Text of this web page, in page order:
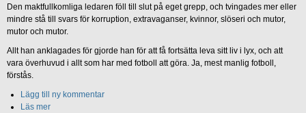
Den maktfullkomliga ledaren föll till slut på eget grepp, och tvingades mer eller
mindre stå till svars för korruption, extravaganser, kvinnor, slöseri och mutor,
mutor och mutor.
Allt han anklagades för gjorde han för att få fortsätta leva sitt liv i lyx, och att
vara överhuvud i allt som har med fotboll att göra. Ja, mest manlig fotboll,
förstås.
Lägg till ny kommentar
Läs mer